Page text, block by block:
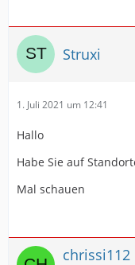
Struxi
1. Juli 2021 um 12:41
Hallo
Habe Sie auf
Mal schauen
chrissi112